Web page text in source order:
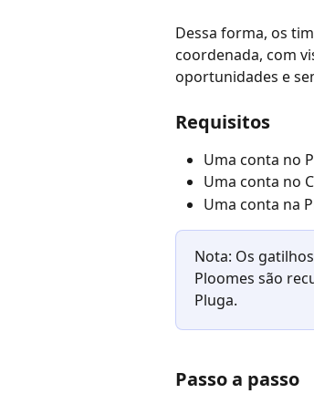
Dessa forma, os
coordenada, com
oportunidades e
Requisitos
Uma conta no
Uma conta no
Uma conta na
Nota: Os
Ploomes são
Pluga.
Passo a passo